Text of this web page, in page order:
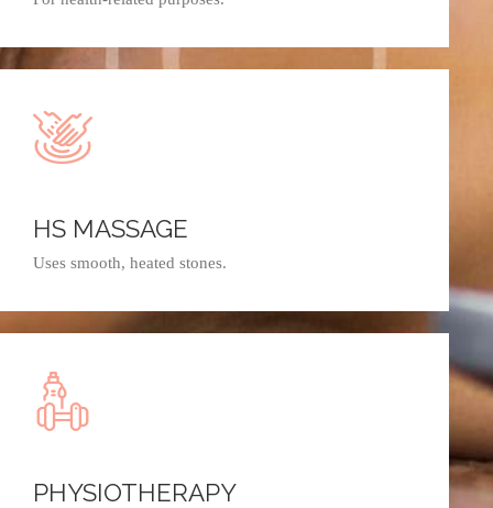
HS MASSAGE
Uses smooth, heated stones.
PHYSIOTHERAPY